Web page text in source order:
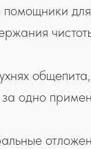
общепита,
одно